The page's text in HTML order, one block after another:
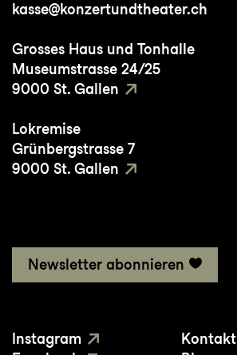
kasse@konzertundtheater.ch
Grosses Haus und Tonhalle
Museumstrasse 24/25
9000 St. Gallen
Lokremise
Grünbergstrasse 7
9000 St. Gallen
Newsletter abonnieren
Instagram
Kontakt